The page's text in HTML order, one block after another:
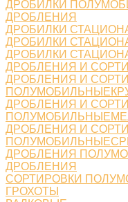
ДРОБИЛКИ
ДРОБЛЕНИЯ
ДРОБИЛКИ
ДРОБИЛКИ
ДРОБИЛКИ
ДРОБЛЕНИЯ И
ДРОБЛЕНИЯ И
ДРОБЛЕНИЯ И
ДРОБЛЕНИЯ И
ДРОБЛЕНИЯ
ДРОБЛЕНИЯ
СОРТИРОВКИ
ГРОХОТЫ